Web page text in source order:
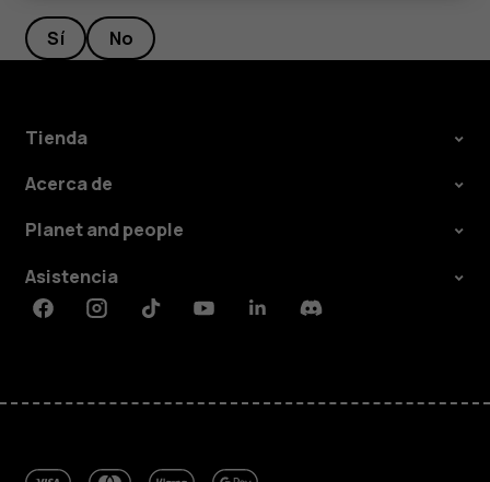
Sí No
Tienda
Acerca de
Planet and people
Asistencia
FacebookInstagramTiktokYoutubeLinkedinDiscord